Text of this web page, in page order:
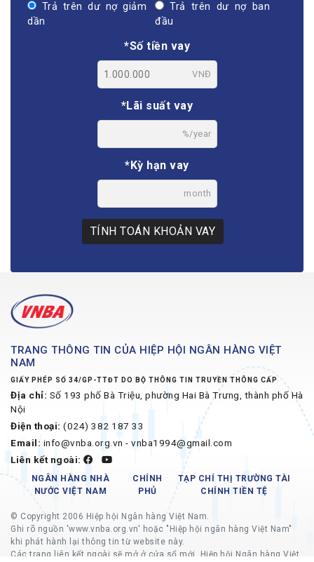
Trả trên dư nợ giảm
dần
Trả trên dư nợ ban
đầu
*Số tiền vay
VNĐ
*Lãi suất vay
%/year
*Kỳ hạn vay
month
TÍNH TOÁN KHOẢN VAY
TRANG THÔNG TIN CỦA HIỆP HỘI NGÂN HÀNG VIỆT
NAM
GIẤY PHÉP SỐ 34/GP-TTĐT DO BỘ THÔNG TIN TRUYỀN THÔNG CẤP
Địa chỉ: Số 193 phố Bà Triệu, phường Hai Bà Trưng, thành phố Hà
Nội
Điện thoại: (024) 382 187 33
Email: info@vnba.org.vn - vnba1994@gmail.com
Liên kết ngoài:
NGÂN HÀNG NHÀ
NƯỚC VIỆT NAM
CHÍNH
PHỦ
TẠP CHÍ THỊ TRƯỜNG TÀI
CHÍNH TIỀN TỆ
© Copyright 2006 Hiệp hội Ngân hàng Việt Nam.
Ghi rõ nguồn 'www.vnba.org.vn' hoặc "Hiệp hội ngân hàng Việt Nam"
khi phát hành lại thông tin từ website này.
Các trang liên kết ngoài sẽ mở ở cửa sổ mới, Hiệp hội Ngân hàng Việt